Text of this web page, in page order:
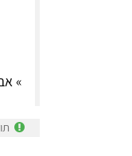
»